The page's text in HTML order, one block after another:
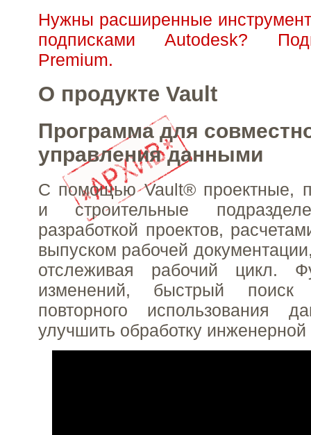
Нужны расширенные
подписками Autodesk?
Premium.
О продукте Vault
Программа для
управления данными
С помощью Vault® проектные,
и строительные
разработкой проектов,
выпуском рабочей
отслеживая рабочий цикл.
изменений, быстрый поиск
повторного использования
улучшить обработку